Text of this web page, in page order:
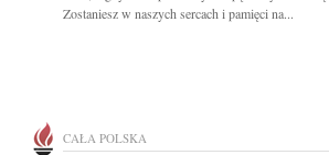
Zostaniesz w naszych sercach i pamięci na...
CAŁA POLSKA